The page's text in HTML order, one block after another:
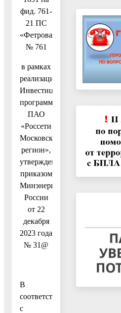
фид. 761-
21 ПС
«Фетровая»
№ 761
в рамках
реализации
Инвестиционной
программы
ПАО
«Россети
Московский
регион»,
утвержденной
приказом
Минэнерго
России
от 22
декабря
2023 года
№ 31@
В
соответствии
с